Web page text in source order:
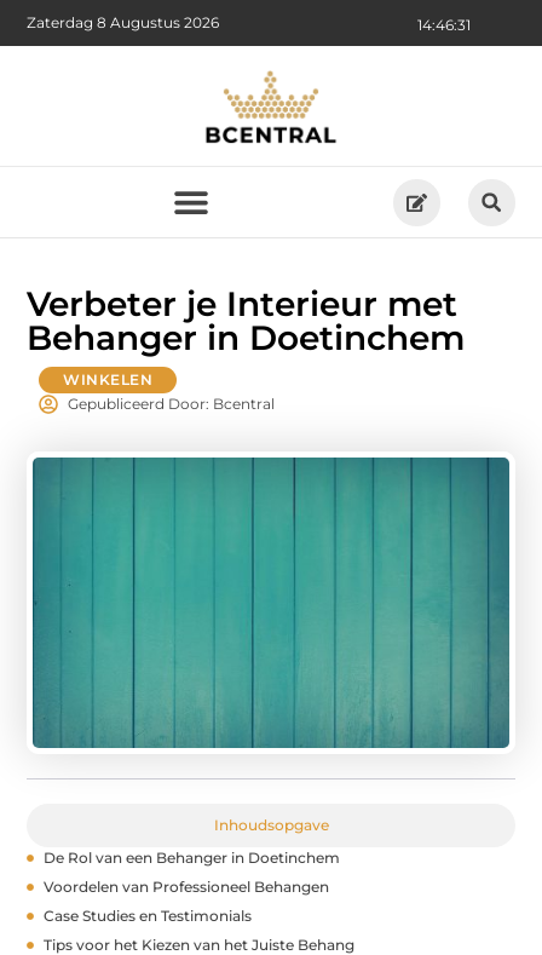
14:46:32
Zaterdag 8 Augustus 2026
Verbeter je Interieur met
Behanger in Doetinchem
WINKELEN
Gepubliceerd Door: Bcentral
Inhoudsopgave
De Rol van een Behanger in Doetinchem
Voordelen van Professioneel Behangen
Case Studies en Testimonials
Tips voor het Kiezen van het Juiste Behang